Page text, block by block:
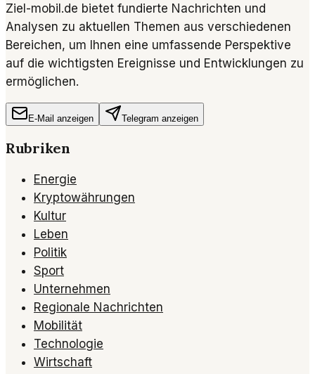
Ziel-mobil.de bietet fundierte Nachrichten und
Analysen zu aktuellen Themen aus verschiedenen
Bereichen, um Ihnen eine umfassende Perspektive
auf die wichtigsten Ereignisse und Entwicklungen zu
ermöglichen.
E-Mail anzeigen Telegram anzeigen
Rubriken
Energie
Kryptowährungen
Kultur
Leben
Politik
Sport
Unternehmen
Regionale Nachrichten
Mobilität
Technologie
Wirtschaft